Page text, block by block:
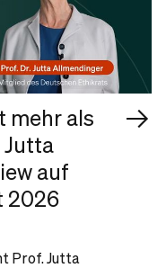
mehr als
Jutta
auf
2026
Prof. Jutta